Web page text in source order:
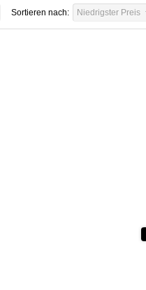
Sortieren nach: Niedrigster Preis